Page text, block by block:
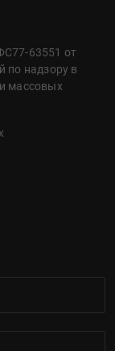
63551 от
по надзору в
массовых